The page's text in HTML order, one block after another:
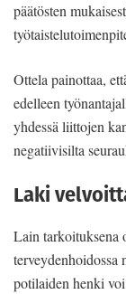
päätösten
Ottela painottaa,
edelleen
yhdessä liittojen
negatiivisilta
Laki
Lain tarkoituksena
terveydenhoidossa
potilaiden henki